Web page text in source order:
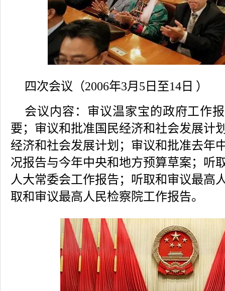
四次会议 （2006年3月5日至14日 ）
会议内容： 审议温家宝的政府工作
要；审议和批准国民经济和社会发展计
经济和社会发展计划；审议和批准去年
况报告与今年中央和地方预算草案；听
人大常委会工作报告；听取和审议最高
取和审议最高人民检察院工作报告。